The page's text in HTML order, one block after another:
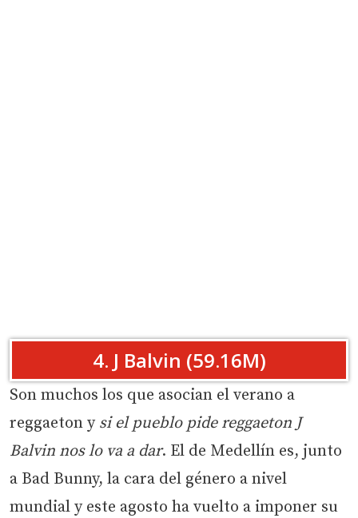
4. J Balvin (59.16M)
Son muchos los que asocian el verano a
reggaeton y si el pueblo pide reggaeton J
Balvin nos lo va a dar. El de Medellín es, junto
a Bad Bunny, la cara del género a nivel
mundial y este agosto ha vuelto a imponer su